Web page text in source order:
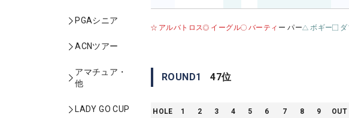
PGAシニア
ACNツアー
アマチュア・
他
LADY GO CUP
アルバトロス イーグル バーティ ー パー ボギー
ROUND1 47位
HOLE 1 2 3 4 5 6 7 8 9 OUT